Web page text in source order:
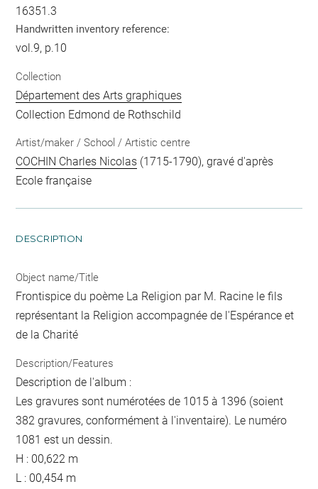
16351.3
Handwritten inventory reference:
vol.9, p.10
Collection
Département des Arts graphiques
Collection Edmond de Rothschild
Artist/maker / School / Artistic centre
COCHIN Charles Nicolas (1715-1790), gravé d'après
Ecole française
DESCRIPTION
Object name/Title
Frontispice du poème La Religion par M. Racine le fils
représentant la Religion accompagnée de l'Espérance et
de la Charité
Description/Features
Description de l'album :
Les gravures sont numérotées de 1015 à 1396 (soient
382 gravures, conformément à l'inventaire). Le numéro
1081 est un dessin.
H : 00,622 m
L : 00,454 m